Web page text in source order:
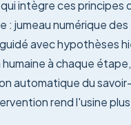
intègre ces principes
: jumeau numérique
avec hypothèses
humaine à chaque
automatique du
rend l'usine